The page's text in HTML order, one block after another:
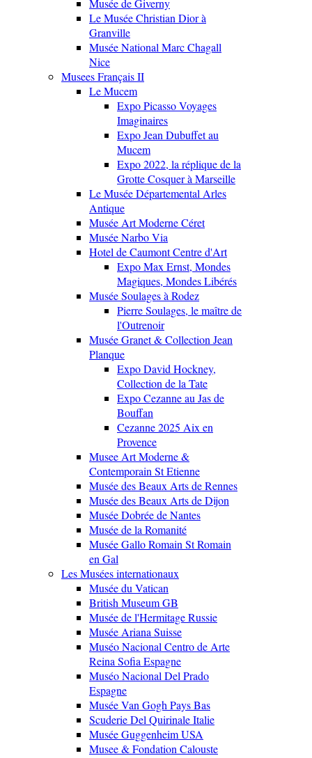
Musée de Giverny
Le Musée Christian Dior à
Granville
Musée National Marc Chagall
Nice
Musees Français II
Le Mucem
Expo Picasso Voyages
Imaginaires
Expo Jean Dubuffet au
Mucem
Expo 2022, la réplique de la
Grotte Cosquer à Marseille
Le Musée Départemental Arles
Antique
Musée Art Moderne Céret
Musée Narbo Via
Hotel de Caumont Centre d'Art
Expo Max Ernst, Mondes
Magiques, Mondes Libérés
Musée Soulages à Rodez
Pierre Soulages, le maître de
l'Outrenoir
Musée Granet & Collection Jean
Planque
Expo David Hockney,
Collection de la Tate
Expo Cezanne au Jas de
Bouffan
Cezanne 2025 Aix en
Provence
Musee Art Moderne &
Contemporain St Etienne
Musée des Beaux Arts de Rennes
Musée des Beaux Arts de Dijon
Musée Dobrée de Nantes
Musée de la Romanité
Musée Gallo Romain St Romain
en Gal
Les Musées internationaux
Musée du Vatican
British Museum GB
Musée de l'Hermitage Russie
Musée Ariana Suisse
Muséo Nacional Centro de Arte
Reina Sofia Espagne
Muséo Nacional Del Prado
Espagne
Musée Van Gogh Pays Bas
Scuderie Del Quirinale Italie
Musée Guggenheim USA
Musee & Fondation Calouste